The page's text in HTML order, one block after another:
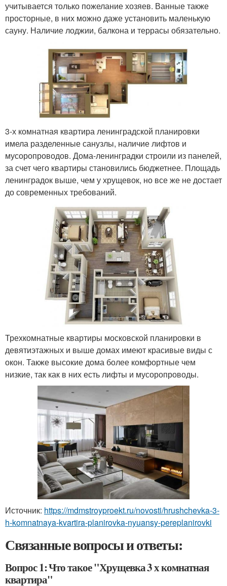
учитывается только пожелание хозяев. Ванные также
просторные, в них можно даже установить маленькую
сауну. Наличие лоджии, балкона и террасы обязательно.
3-х комнатная квартира ленинградской планировки
имела разделенные санузлы, наличие лифтов и
мусоропроводов. Дома-ленинградки строили из панелей,
за счет чего квартиры становились бюджетнее. Площадь
ленинградок выше, чем у хрущевок, но все же не достает
до современных требований.
Трехкомнатные квартиры московской планировки в
девятиэтажных и выше домах имеют красивые виды с
окон. Также высокие дома более комфортные чем
низкие, так как в них есть лифты и мусоропроводы.
Источник: https://mdmstroyproekt.ru/novosti/hrushchevka-3-
h-komnatnaya-kvartira-planirovka-nyuansy-pereplanirovki
Связанные вопросы и ответы:
Вопрос 1: Что такое "Хрущевка 3 х комнатная
квартира"